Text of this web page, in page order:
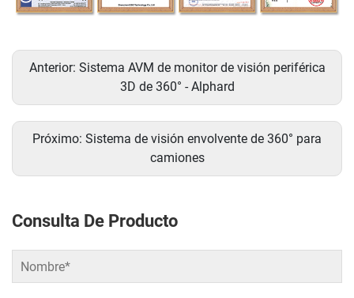
Anterior: Sistema AVM de monitor de visión periférica
3D de 360° - Alphard
Próximo: Sistema de visión envolvente de 360° para
camiones
Consulta De Producto